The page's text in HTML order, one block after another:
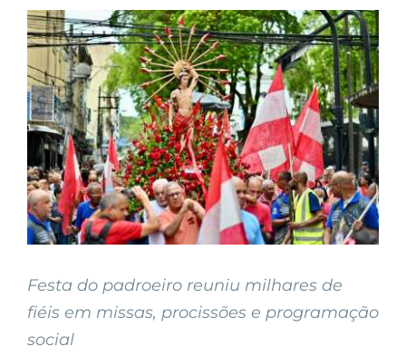
View
Larger
Image
Festa do padroeiro reuniu milhares de
fiéis em missas, procissões e programação
social